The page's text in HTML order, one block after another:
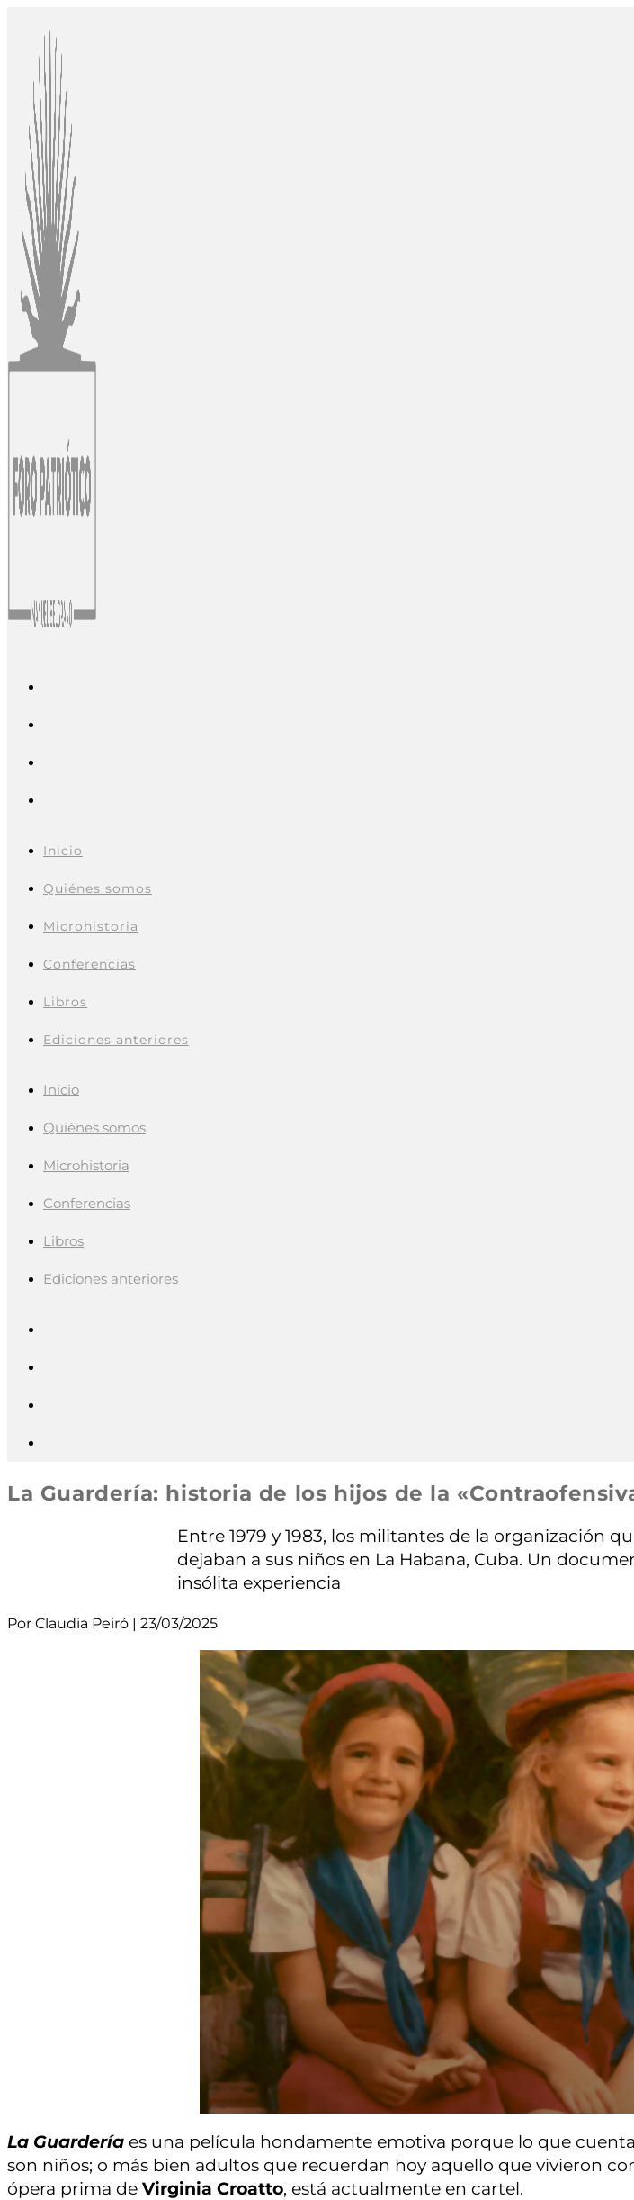
contenido
Inicio
Quiénes somos
Microhistoria
Conferencias
Libros
Ediciones anteriores
Inicio
Quiénes somos
Microhistoria
Conferencias
Libros
Ediciones anteriores
La Guardería: historia de los hijos de la
Entre 1979 y 1983, los militantes de la organización
dejaban a sus niños en La Habana, Cuba. Un
insólita experiencia
Por Claudia Peiró | 23/03/2025
La Guardería es una película hondamente emotiva porque lo que
son niños; o más bien adultos que recuerdan hoy aquello que vivieron
ópera prima de Virginia Croatto, está actualmente en cartel.